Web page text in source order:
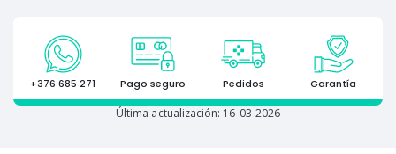
+376 685 271 Pago seguro Pedidos Garantía
Última actualización: 16-03-2026